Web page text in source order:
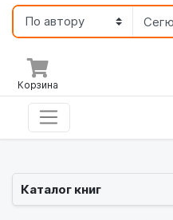
Корзина
Каталог книг